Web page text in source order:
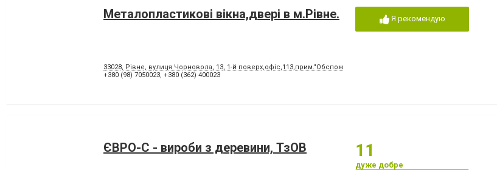
Металопластикові вікна,двері в м.Рівне.
33028, Рівне, вулиця Чорновола, 13, 1-й поверх,офіс,113,прим."Обспоживспілка"(Центр)
+380 (98) 7050023, +380 (362) 400023
Я рекомендую
ЄВРО-С - вироби з деревини, ТзОВ 11
дуже добре